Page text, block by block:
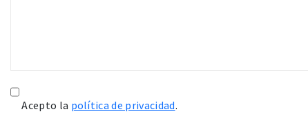
Acepto la política de privacidad.